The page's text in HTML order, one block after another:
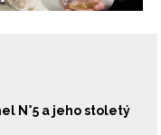
N°5 a jeho stoletý